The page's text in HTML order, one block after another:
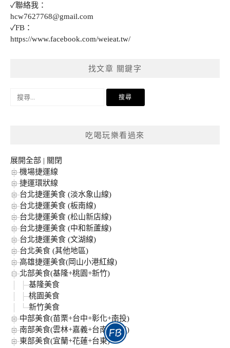
✓聯絡我：
hcw7627768@gmail.com
✓FB：
https://www.facebook.com/weieat.tw/
找文章 關鍵字
搜
吃喝玩樂看過來
展開全部 | 關閉
機場捷運線
捷運環狀線
台北捷運美食 (淡水象山線)
台北捷運美食 (板南線)
台北捷運美食 (松山新店線)
台北捷運美食 (中和新蘆線)
台北捷運美食 (文湖線)
台北美食 (其他地區)
高雄捷運美食(岡山小港紅線)
北部美食(基隆+桃園+新竹)
基隆美食
桃園美食
新竹美食
中部美食(苗栗+台中+彰化+南投)
南部美食(雲林+嘉義+台南+屏東)
東部美食(宜蘭+花蓮+台東)